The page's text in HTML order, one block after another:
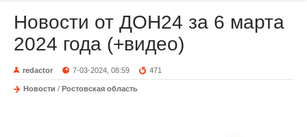
Новости от ДОН24 за 6 марта
2024 года (+видео)
redactor 7-03-2024, 08:59 471
Новости / Ростовская область